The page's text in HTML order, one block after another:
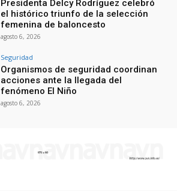
Presidenta Delcy Rodríguez celebró
el histórico triunfo de la selección
femenina de baloncesto
agosto 6, 2026
Seguridad
Organismos de seguridad coordinan
acciones ante la llegada del
fenómeno El Niño
agosto 6, 2026